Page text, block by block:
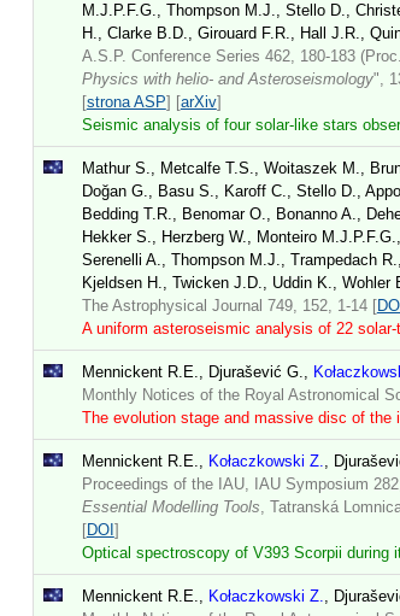
M.J.P.F.G., Thompson M.J., Stello D.,
H., Clarke B.D., Girouard F.R., Hall J.R.,
A.S.P. Conference Series 462, 180-183
Physics with helio- and Asteroseismology",
[strona ASP] [arXiv]
Seismic analysis of four solar-like stars
Mathur S., Metcalfe T.S., Woitaszek M.,
Doğan G., Basu S., Karoff C., Stello D.,
Bedding T.R., Benomar O., Bonanno A.,
Hekker S., Herzberg W., Monteiro
Serenelli A., Thompson M.J., Trampedach
Kjeldsen H., Twicken J.D., Uddin K., Wohler
The Astrophysical Journal 749, 152, 1-14 [DOI
A uniform asteroseismic analysis of 22
Mennickent R.E., Djurašević G.,
Monthly Notices of the Royal Astronomical
The evolution stage and massive disc of the
Mennickent R.E., Kołaczkowski Z.,
Proceedings of the IAU, IAU Symposium
Essential Modelling Tools, Tatranská
[DOI ]
Optical spectroscopy of V393 Scorpii during
Mennickent R.E., Kołaczkowski Z.,